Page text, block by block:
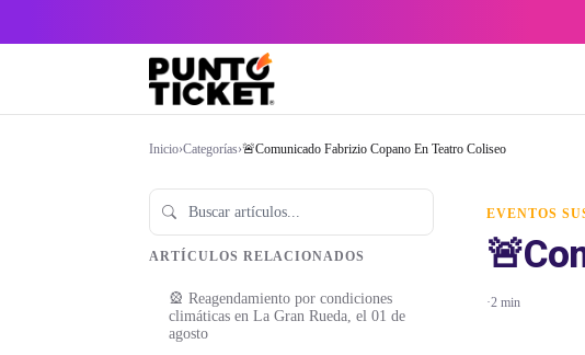
Inicio›Categorías›🚨Comunicado Fabrizio Copano En Teatro Coliseo
ARTÍCULOS RELACIONADOS
🎡 Reagendamiento por condiciones
climáticas en La Gran Rueda, el 01 de
agosto
EVENTOS
·2 min